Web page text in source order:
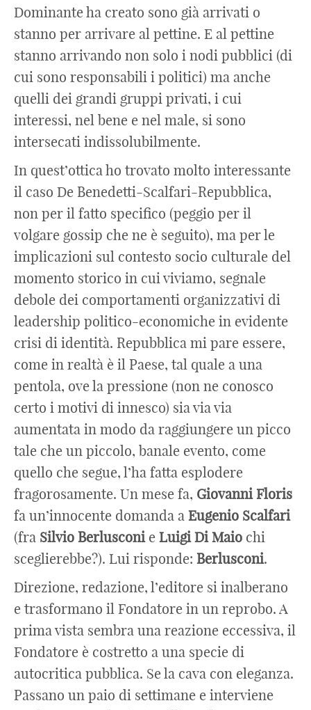
Dominante ha creato sono già arrivati o
stanno per arrivare al pettine. E al pettine
stanno arrivando non solo i nodi pubblici (di
cui sono responsabili i politici) ma anche
quelli dei grandi gruppi privati, i cui
interessi, nel bene e nel male, si sono
intersecati indissolubilmente.
In quest’ottica ho trovato molto interessante
il caso De Benedetti-Scalfari-Repubblica,
non per il fatto specifico (peggio per il
volgare gossip che ne è seguito), ma per le
implicazioni sul contesto socio culturale del
momento storico in cui viviamo, segnale
debole dei comportamenti organizzativi di
leadership politico-economiche in evidente
crisi di identità. Repubblica mi pare essere,
come in realtà è il Paese, tal quale a una
pentola, ove la pressione (non ne conosco
certo i motivi di innesco) sia via via
aumentata in modo da raggiungere un picco
tale che un piccolo, banale evento, come
quello che segue, l’ha fatta esplodere
fragorosamente. Un mese fa, Giovanni Floris
fa un’innocente domanda a Eugenio Scalfari
(fra Silvio Berlusconie Luigi Di Maio chi
sceglierebbe?). Lui risponde: Berlusconi.
Direzione, redazione, l’editore si inalberano
e trasformano il Fondatore in un reprobo. A
prima vista sembra una reazione eccessiva, il
Fondatore è costretto a una specie di
autocritica pubblica. Se la cava con eleganza.
Passano un paio di settimane e interviene